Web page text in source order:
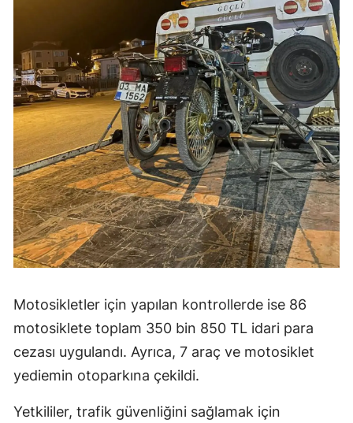
Motosikletler için yapılan kontrollerde ise 86
motosiklete toplam 350 bin 850 TL idari para
cezası uygulandı. Ayrıca, 7 araç ve motosiklet
yediemin otoparkına çekildi.
Yetkililer, trafik güvenliğini sağlamak için